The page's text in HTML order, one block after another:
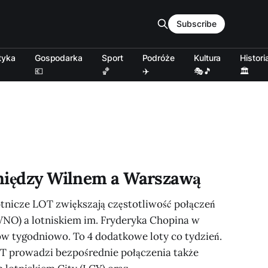
Gospodarka
💶
Sport
🏀
Podróże
✈️
Kultura
🎭🎵
🏛️
Subscribe
Wilnem a Warszawą
LOT zwiększają częstotliwość połączeń
a lotniskiem im. Fryderyka Chopina w
tygodniowo. To 4 dodatkowe loty co tydzień.
prowadzi bezpośrednie połączenia także